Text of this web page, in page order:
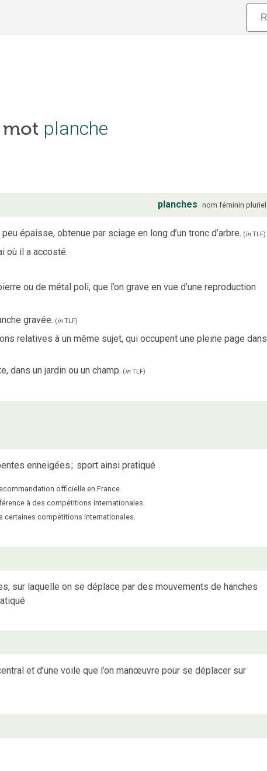
mot planche
planches nom féminin pluriel
épaisse, obtenue par sciage en long d’un tronc d’arbre. (inTLF)
où il a accosté.
ou de métal poli, que l’on grave en vue d’une reproduction
gravée. (inTLF)
relatives à un même sujet, qui occupent une pleine page dans
dans un jardin ou un champ. (inTLF)
enneigées; sport ainsi pratiqué
officielle en France.
à des compétitions internationales.
certaines compétitions internationales.
sur laquelle on se déplace par des mouvements de hanches
et d’une voile que l’on manœuvre pour se déplacer sur